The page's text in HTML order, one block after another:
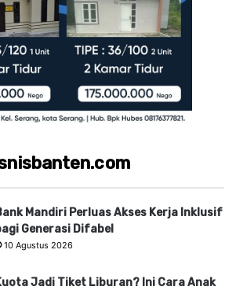
Mandiri Perluas Akses Kerja Inklusif
Generasi Difabel
10 Agustus 2026
Jadi Tiket Liburan? Ini Cara Anak